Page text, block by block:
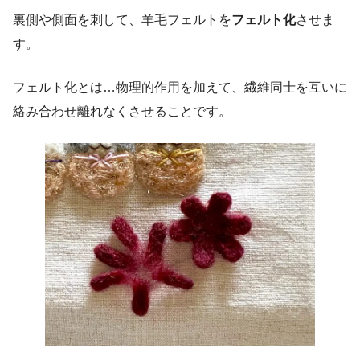
裏側や側面を刺して、羊毛フェルトをフェルト化させま
す。
フェルト化とは…物理的作用を加えて、繊維同士を互いに
絡み合わせ離れなくさせることです。